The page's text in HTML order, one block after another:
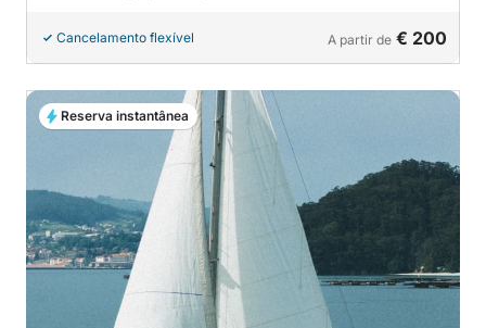
Cancelamento flexível A partir de € 200
Reserva instantânea